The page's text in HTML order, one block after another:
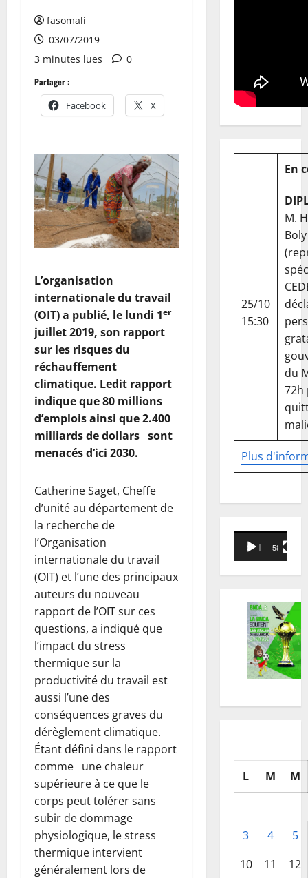
fasomali
03/07/2019
3 minutes lues
0
Partager :
Facebook X
L’organisation
internationale du travail
(OIT) a publié, le lundi 1er
juillet 2019, son rapport
sur les risques du
réchauffement
climatique. Ledit rapport
indique que 80 millions
d’emplois ainsi que 2.400
milliards de dollars sont
menacés d’ici 2030.
Catherine Saget, Cheffe
d’unité au département de
la recherche de
l’Organisation
internationale du travail
(OIT) et l’une des principaux
auteurs du nouveau
rapport de l’OIT sur ces
questions, a indiqué que
l’impact du stress
thermique sur la
productivité du travail est
aussi l’une des
conséquences graves du
dérèglement climatique.
Étant défini dans le rapport
comme une chaleur
supérieure à ce que le
corps peut tolérer sans
subir de dommage
physiologique, le stress
thermique intervient
généralement lors de
En
Plus
25/10
15:30
M.
Boly
du
72h
Lecteur
vidéo
00:00 58:18
L M M
3 4
5
10
11
12